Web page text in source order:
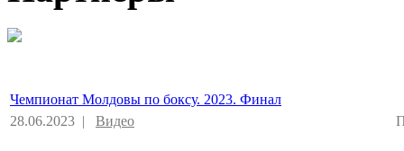
Чемпионат Молдовы по боксу. 2023. Финал
28.06.2023 | Видео